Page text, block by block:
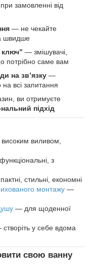
при замовленні від
— не чекайте
швидше
ключ” — змішувачі,
потрібно саме вам
на зв’язку —
всі запитання
ви отримуєте
підхід
високим виливом,
з
стильні, економні
монтажу —
— для щоденної
у себе вдома
свою ванну